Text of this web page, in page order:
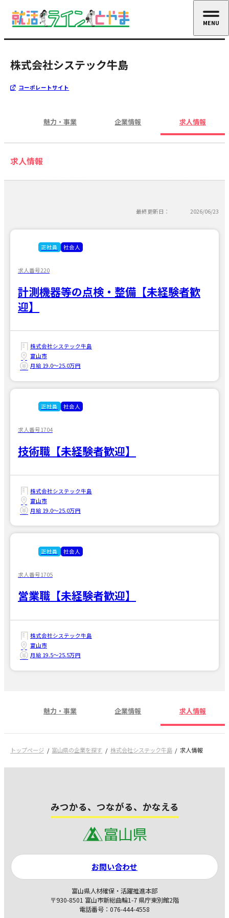
株式会社システック牛島
コーポレートサイト
魅力・事業 企業情報 求人情報
求人情報
最終更新日： 2026/06/23
正社員 社会人
求人番号220
計測機器等の点検・整備【未経験者歓
迎】
株式会社システック牛島
富山市
月給 19.0〜25.0万円
正社員 社会人
求人番号1704
技術職【未経験者歓迎】
株式会社システック牛島
富山市
月給 19.0〜25.0万円
正社員 社会人
求人番号1705
営業職【未経験者歓迎】
株式会社システック牛島
富山市
月給 19.5〜25.5万円
魅力・事業 企業情報 求人情報
トップページ 富山県の企業を探す 株式会社システック牛島 求人情報
みつかる、つながる、かなえる
富山県人材確保・活躍推進本部
〒930-8501 富山市新総曲輪1-7 県庁東別館2階
電話番号：076-444-4558
お問い合わせ
MENU